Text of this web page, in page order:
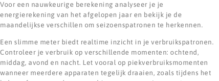
Voor een nauwkeurige berekening analyseer je je
energierekening van het afgelopen jaar en bekijk je de
maandelijkse verschillen om seizoenspatronen te herkennen.
Een slimme meter biedt realtime inzicht in je verbruikspatronen.
Controleer je verbruik op verschillende momenten: ochtend,
middag, avond en nacht. Let vooral op piekverbruiksmomenten
wanneer meerdere apparaten tegelijk draaien, zoals tijdens het